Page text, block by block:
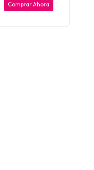
Comprar Ahora